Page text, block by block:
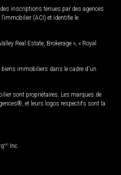
inscriptions tenues par des agences
(ACI) et identifie le
Real Estate, Brokerage », « Royal
biens immobiliers dans le cadre d'un
sont propriétaires. Les marques de
et leurs logos respectifs sont la
MD Inc.